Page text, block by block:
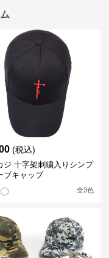
(税込)
ジ 十字架刺繍入りシンプ
ブキャップ
全3色